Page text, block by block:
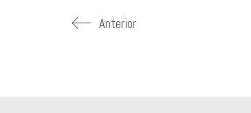
Anterior